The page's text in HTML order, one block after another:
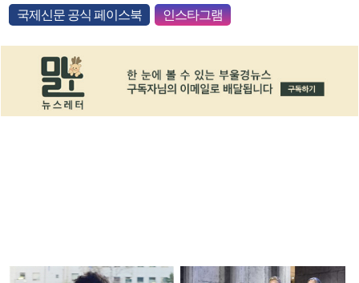
국제신문 공식 페이스북 인스타그램